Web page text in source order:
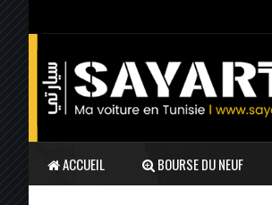
ACCUEIL BOURSE DU NEUF